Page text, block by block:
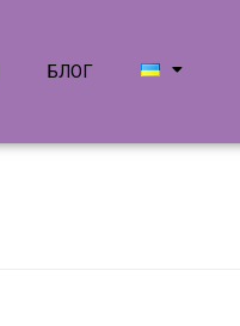
БЛОГ